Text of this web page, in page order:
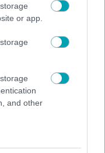
or app.
and other